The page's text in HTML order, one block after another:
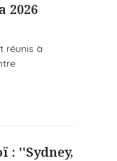
2026
réunis à
: ''Sydney,